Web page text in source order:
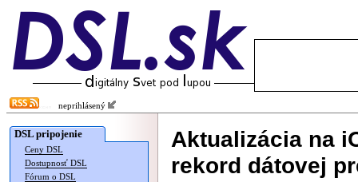
neprihlásený
DSL pripojenie
Ceny DSL
Dostupnosť DSL
Fórum o DSL
Aktualizácia na
rekord dátovej